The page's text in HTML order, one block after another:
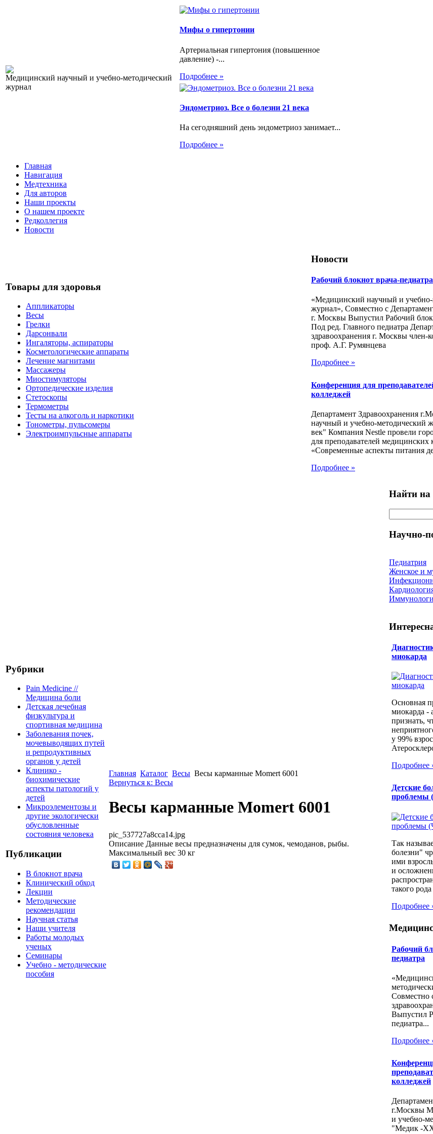
Медицинский научный и учебно-методический
журнал
Мифы о гипертонии
Артериальная гипертония (повышенное
давление) -...
Подробнее »
Эндометриоз. Все о болезни 21 века
На сегодняшний день эндометриоз занимает...
Подробнее »
Главная
Навигация
Медтехника
Для авторов
Наши проекты
О нашем проекте
Редколлегия
Новости
Товары для здоровья
Аппликаторы
Весы
Грелки
Дарсонвали
Ингаляторы, аспираторы
Косметологические аппараты
Лечение магнитами
Массажеры
Миостимуляторы
Ортопедические изделия
Стетоскопы
Термометры
Тесты на алкоголь и наркотики
Тонометры, пульсомеры
Электроимпульсные аппараты
Новости
Рабочий блокнот врача-педиатра
«Медицинский научный и учебно-
журнал», Совместно с
г. Москвы Выпустил Рабочий
Под ред. Главного педиатра
здравоохранения г. Москвы
проф. А.Г. Румянцева
Подробнее »
Конференция для
колледжей
Департамент Здравоохранения
научный и учебно-
век" Компания Nestle провели
для преподавателей медицинских
«Современные аспекты питания
Подробнее »
Рубрики
Pain Medicine //
Медицина боли
Детская лечебная
физкультура и
спортивная медицина
Заболевания почек,
мочевыводящих путей
и репродуктивных
органов у детей
Клинико -
биохимические
аспекты патологий у
детей
Микроэлементозы и
другие экологически
обусловленные
состояния человека
Публикации
В блокнот врача
Клинический обход
Лекции
Методические
рекомендации
Научная статья
Наши учителя
Работы молодых
ученых
Семинары
Учебно - методические
пособия
Главная Каталог Весы Весы карманные Momert 6001
Вернуться к: Весы
Весы карманные Momert 6001
pic_537727a8cca14.jpg
Описание Данные весы предназначены для сумок, чемоданов, рыбы.
Максимальный вес 30 кг
Найти на
Научно-
Педиатрия
Женское и
миокарда
Основная
миокарда -
признать,
у 99%
Подробнее
Детские
проблемы
Так
болезни"
ими
и
такого
Подробнее
Рабочий
педиатра
Совместно
Выпустил
педиатра...
Подробнее
колледжей
г.Москвы
и учебно-
"Медик -